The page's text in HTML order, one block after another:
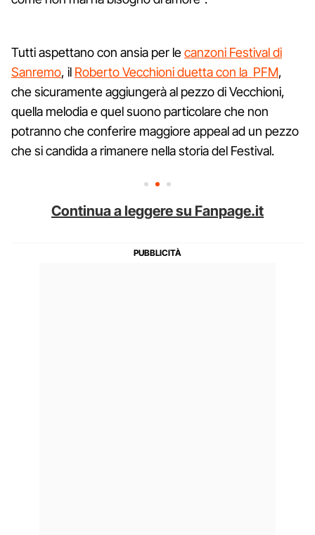
Tutti aspettano con ansia per lecanzoni Festival di
Sanremo, il Roberto Vecchioni duetta con la PFM,
che sicuramente aggiungerà al pezzo di Vecchioni,
quella melodia e quel suono particolare che non
potranno che conferire maggiore appeal ad un pezzo
che si candida a rimanere nella storia del Festival.
Continua a leggere su Fanpage.it